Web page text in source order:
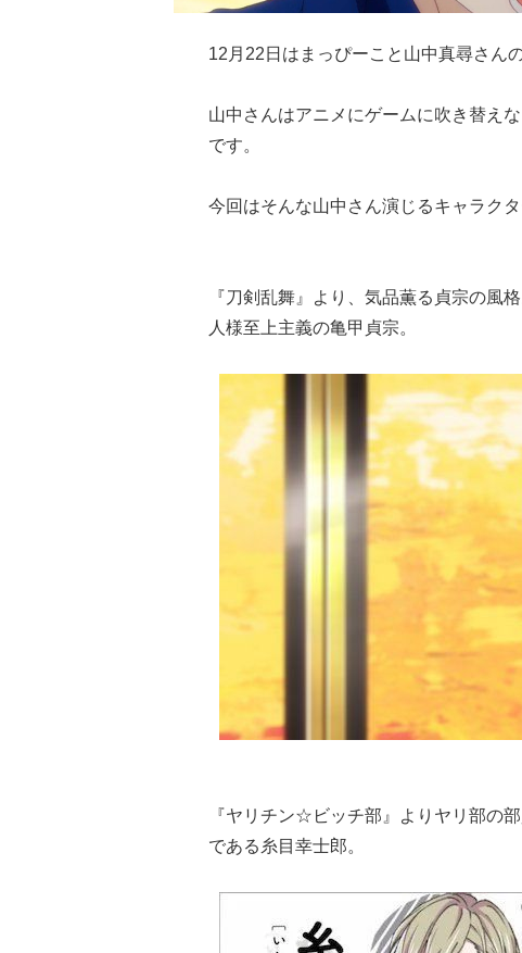
12月22日はまっぴーこと山中真尋さん
山中さんはアニメにゲームに吹き替え
です。
今回はそんな山中さん演じるキャラク
『刀剣乱舞』より、気品薫る貞宗の風
人様至上主義の亀甲貞宗。
『ヤリチン☆ビッチ部』よりヤリ部の
である糸目幸士郎。